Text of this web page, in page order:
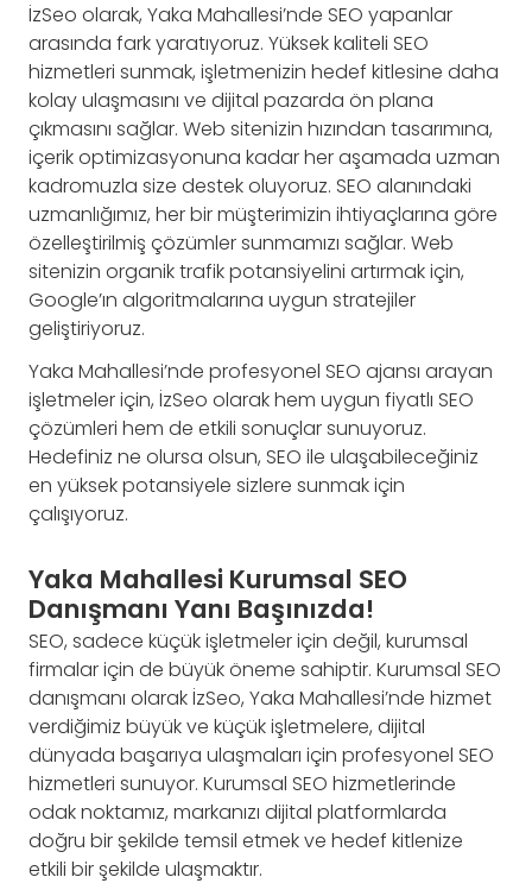
İzSeo olarak, Yaka Mahallesi’nde SEO yapanlar
arasında fark yaratıyoruz. Yüksek kaliteli SEO
hizmetleri sunmak, işletmenizin hedef kitlesine daha
kolay ulaşmasını ve dijital pazarda ön plana
çıkmasını sağlar. Web sitenizin hızından tasarımına,
içerik optimizasyonuna kadar her aşamada uzman
kadromuzla size destek oluyoruz. SEO alanındaki
uzmanlığımız, her bir müşterimizin ihtiyaçlarına göre
özelleştirilmiş çözümler sunmamızı sağlar. Web
sitenizin organik trafik potansiyelini artırmak için,
Google’ın algoritmalarına uygun stratejiler
geliştiriyoruz.
Yaka Mahallesi’nde profesyonel SEO ajansı arayan
işletmeler için, İzSeo olarak hem uygun fiyatlı SEO
çözümleri hem de etkili sonuçlar sunuyoruz.
Hedefiniz ne olursa olsun, SEO ile ulaşabileceğiniz
en yüksek potansiyele sizlere sunmak için
çalışıyoruz.
Yaka Mahallesi Kurumsal SEO
Danışmanı Yanı Başınızda!
SEO, sadece küçük işletmeler için değil, kurumsal
firmalar için de büyük öneme sahiptir. Kurumsal SEO
danışmanı olarak İzSeo, Yaka Mahallesi’nde hizmet
verdiğimiz büyük ve küçük işletmelere, dijital
dünyada başarıya ulaşmaları için profesyonel SEO
hizmetleri sunuyor. Kurumsal SEO hizmetlerinde
odak noktamız, markanızı dijital platformlarda
doğru bir şekilde temsil etmek ve hedef kitlenize
etkili bir şekilde ulaşmaktır.